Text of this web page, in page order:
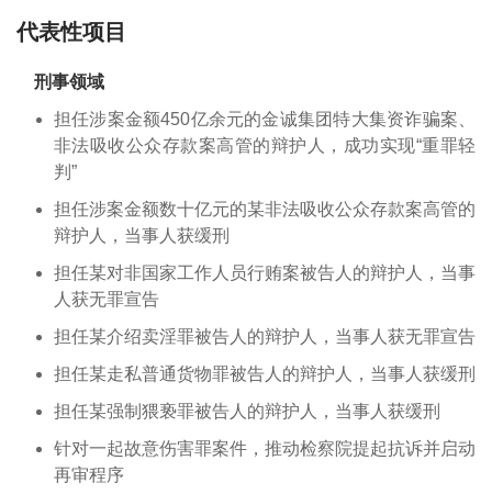
代表性项目
刑事领域
担任涉案金额450亿余元的金诚集团特大集资诈骗案、
非法吸收公众存款案高管的辩护人，成功实现“重罪轻
判”
担任涉案金额数十亿元的某非法吸收公众存款案高管的
辩护人，当事人获缓刑
担任某对非国家工作人员行贿案被告人的辩护人，当事
人获无罪宣告
担任某介绍卖淫罪被告人的辩护人，当事人获无罪宣告
担任某走私普通货物罪被告人的辩护人，当事人获缓刑
担任某强制猥亵罪被告人的辩护人，当事人获缓刑
针对一起故意伤害罪案件，推动检察院提起抗诉并启动
再审程序